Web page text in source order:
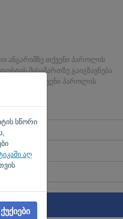
სწორი
აღ
ანგარიშზე თქვენი პაროლის
მისამართზე გაიგზავნება
თქვენი პაროლის
'
ᲒᲐᲒᲖᲐᲕᲜᲐ